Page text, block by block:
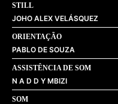
STILL
JOHO ALEX VELÁSQUEZ
ORIENTAÇÃO
PABLO DE SOUZA
ASSISTÊNCIA DE SOM
N A D D Y MBIZI
SOM